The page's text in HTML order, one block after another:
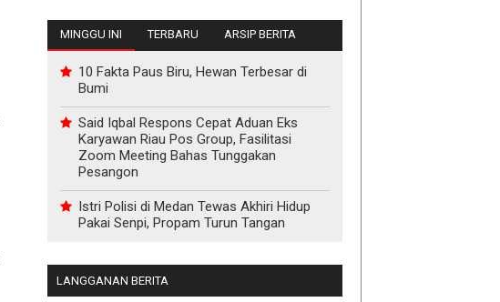
MINGGU INI TERBARU ARSIP BERITA
10 Fakta Paus Biru, Hewan Terbesar di
Bumi
Said Iqbal Respons Cepat Aduan Eks
Karyawan Riau Pos Group, Fasilitasi
Zoom Meeting Bahas Tunggakan
Pesangon
Istri Polisi di Medan Tewas Akhiri Hidup
Pakai Senpi, Propam Turun Tangan
LANGGANAN BERITA